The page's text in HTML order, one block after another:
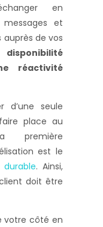
en
messages et
de vos
disponibilité
réactivité
d’une seule
place au
première
est le
. Ainsi,
doit être
votre côté en